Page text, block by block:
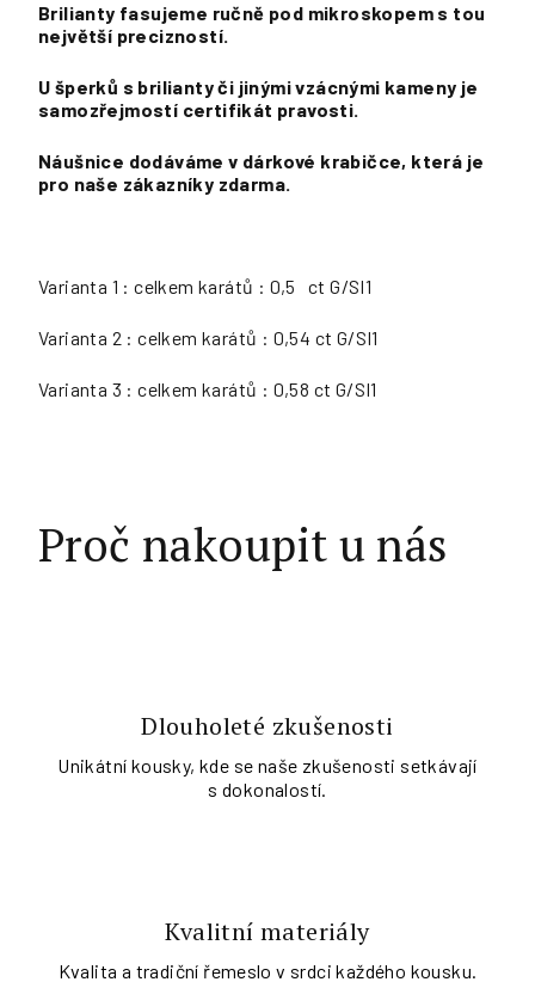
Brilianty fasujeme ručně pod mikroskopem s tou
největší precizností.
U šperků s brilianty či jinými vzácnými kameny je
samozřejmostí certifikát pravosti.
Náušnice dodáváme v dárkové krabičce, která je
pro naše zákazníky zdarma.
Varianta 1 : celkem karátů : 0,5 ct G/SI1
Varianta 2 : celkem karátů : 0,54 ct G/SI1
Varianta 3 : celkem karátů : 0,58 ct G/SI1
Proč nakoupit u nás
Dlouholeté zkušenosti
Unikátní kousky, kde se naše zkušenosti setkávají
s dokonalostí.
Kvalitní materiály
Kvalita a tradiční řemeslo v srdci každého kousku.